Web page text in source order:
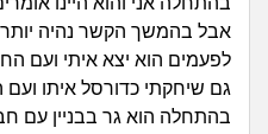
אבל בהמשך הקשר נהיה יותר
לפעמים הוא יצא איתי ועם
גם שיחקתי כדורסל איתו
בהתחלה הוא גר בבניין עם